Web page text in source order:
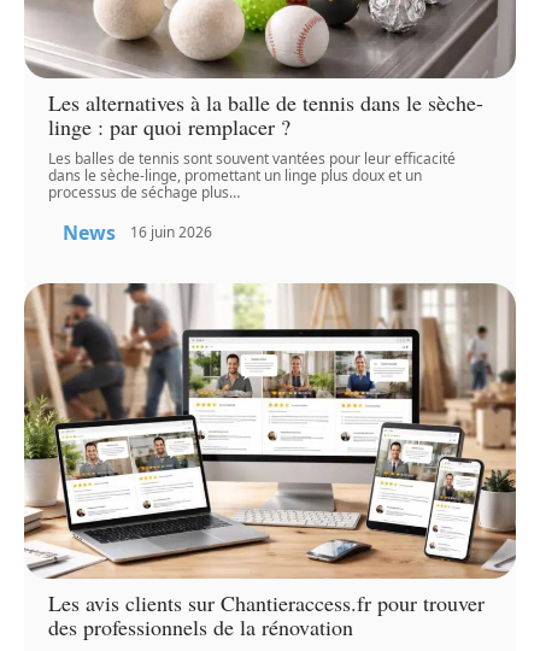
Les alternatives à la balle de tennis dans le sèche-
linge : par quoi remplacer ?
Les balles de tennis sont souvent vantées pour leur efficacité
dans le sèche-linge, promettant un linge plus doux et un
processus de séchage plus…
News 16 juin 2026
Les avis clients sur Chantieraccess.fr pour trouver
des professionnels de la rénovation